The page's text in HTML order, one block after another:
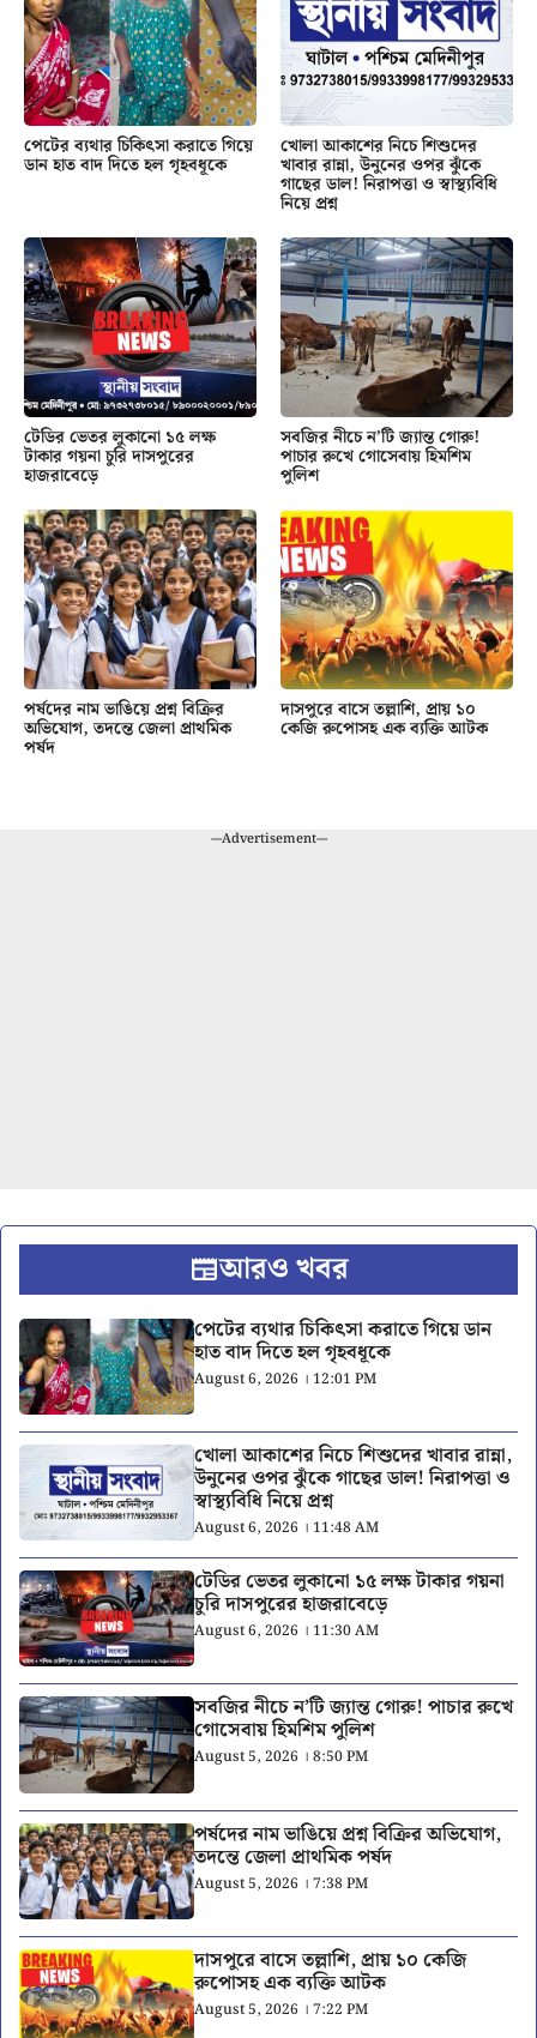
পেটের ব্যথার চিকিৎসা করাতে গিয়ে
ডান হাত বাদ দিতে হল গৃহবধূকে
খোলা আকাশের নিচে শিশুদের
খাবার রান্না, উনুনের ওপর ঝুঁকে
গাছের ডাল! নিরাপত্তা ও স্বাস্থ্যবিধি
নিয়ে প্রশ্ন
টেডির ভেতর লুকানো ১৫ লক্ষ
টাকার গয়না চুরি দাসপুরের
হাজরাবেড়ে
সবজির নীচে ন’টি জ্যান্ত গোরু!
পাচার রুখে গোসেবায় হিমশিম
পুলিশ
পর্ষদের নাম ভাঙিয়ে প্রশ্ন বিক্রির
অভিযোগ, তদন্তে জেলা প্রাথমিক
পর্ষদ
দাসপুরে বাসে তল্লাশি, প্রায় ১০
কেজি রুপোসহ এক ব্যক্তি আটক
---Advertisement---
আরও খবর
পেটের ব্যথার চিকিৎসা করাতে গিয়ে ডান
হাত বাদ দিতে হল গৃহবধূকে
August 6, 2026 । 12:01 PM
খোলা আকাশের নিচে শিশুদের খাবার রান্না,
উনুনের ওপর ঝুঁকে গাছের ডাল! নিরাপত্তা ও
স্বাস্থ্যবিধি নিয়ে প্রশ্ন
August 6, 2026 । 11:48 AM
টেডির ভেতর লুকানো ১৫ লক্ষ টাকার গয়না
চুরি দাসপুরের হাজরাবেড়ে
August 6, 2026 । 11:30 AM
সবজির নীচে ন’টি জ্যান্ত গোরু! পাচার রুখে
গোসেবায় হিমশিম পুলিশ
August 5, 2026 । 8:50 PM
পর্ষদের নাম ভাঙিয়ে প্রশ্ন বিক্রির অভিযোগ,
তদন্তে জেলা প্রাথমিক পর্ষদ
August 5, 2026 । 7:38 PM
দাসপুরে বাসে তল্লাশি, প্রায় ১০ কেজি
রুপোসহ এক ব্যক্তি আটক
August 5, 2026 । 7:22 PM